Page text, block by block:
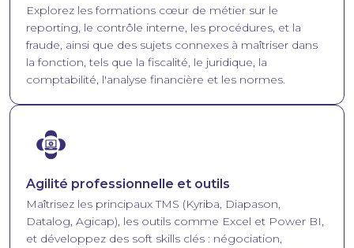
Explorez les formations cœur de métier sur le
reporting, le contrôle interne, les procédures, et la
fraude, ainsi que des sujets connexes à maîtriser dans
la fonction, tels que la fiscalité, le juridique, la
comptabilité, l'analyse financière et les normes.
Image
Agilité professionnelle et outils
Maîtrisez les principaux TMS (Kyriba, Diapason,
Datalog, Agicap), les outils comme Excel et Power BI,
et développez des soft skills clés : négociation,